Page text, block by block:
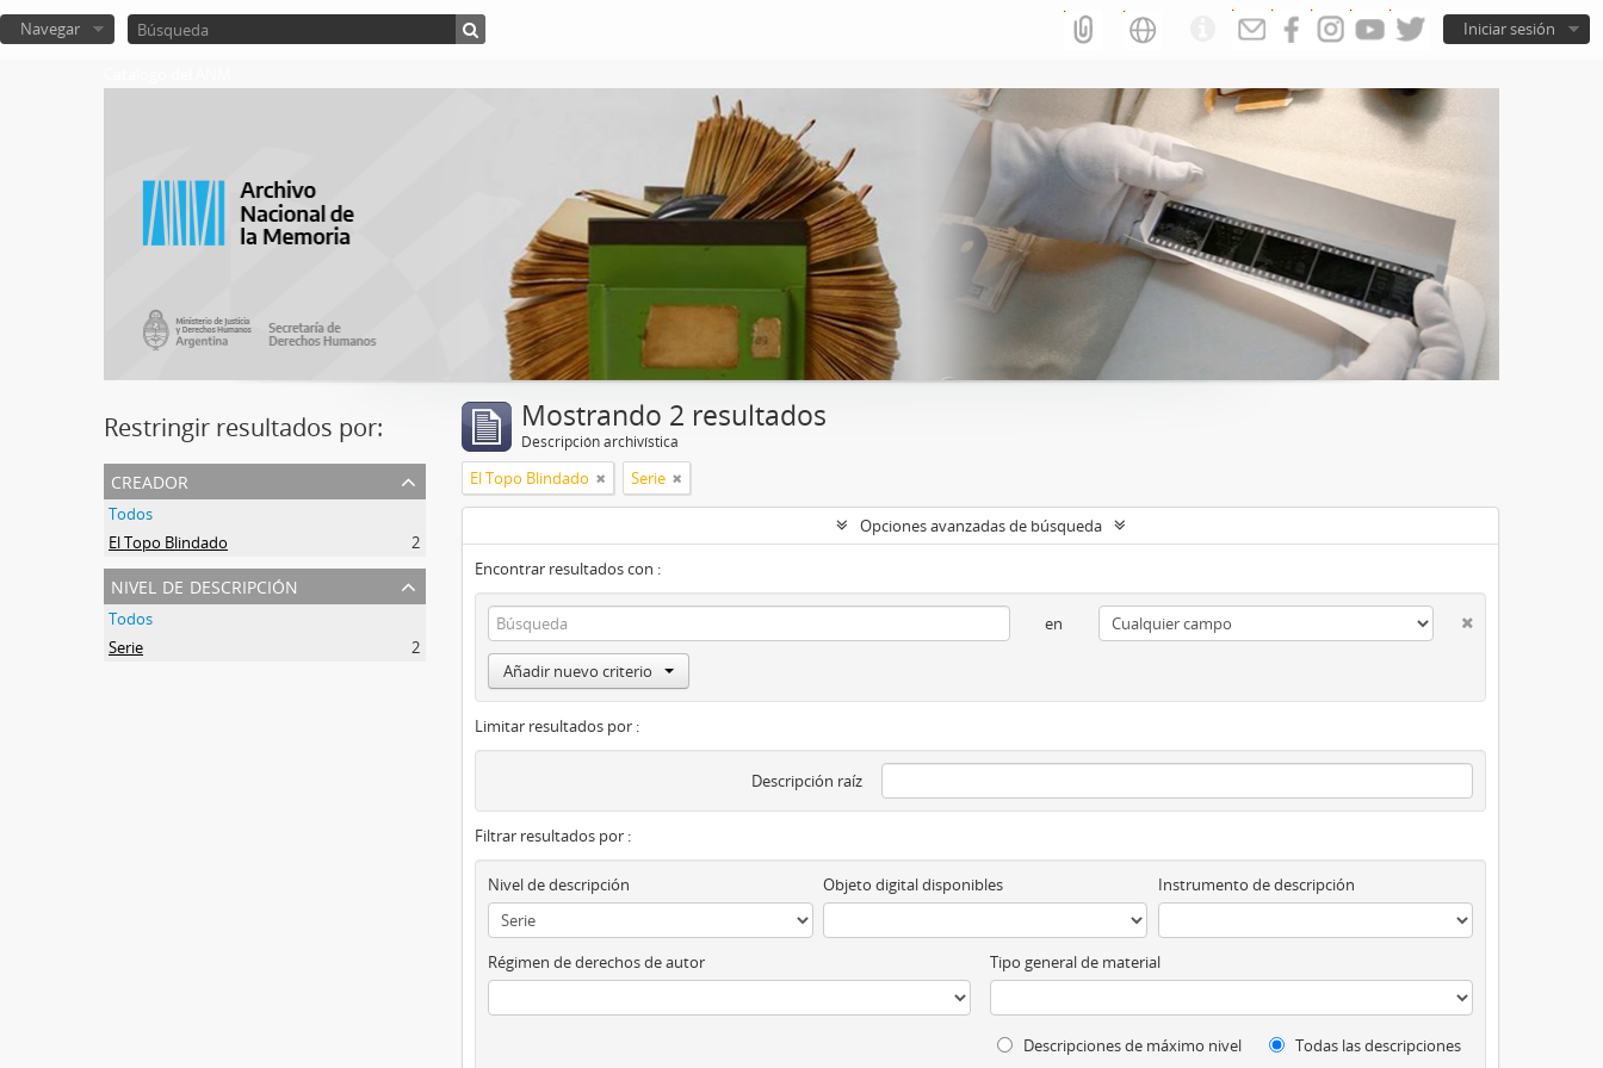
Iniciar sesión
Navegar
Restringir resultados por:
creador
Todos
El Topo Blindado
2
nivel de descripción
Todos
Serie
2
Mostrando 2 resultados
Descripción archivística
El Topo Blindado Serie
Opciones avanzadas de búsqueda
Encontrar resultados con :
en
Añadir nuevo criterio
Limitar resultados por :
Descripción raíz
Filtrar resultados por :
Nivel de descripción Objeto digital disponibles Instrumento de descripción
Régimen de derechos de autor Tipo general de material
Descripciones de máximo nivel Todas las descripciones